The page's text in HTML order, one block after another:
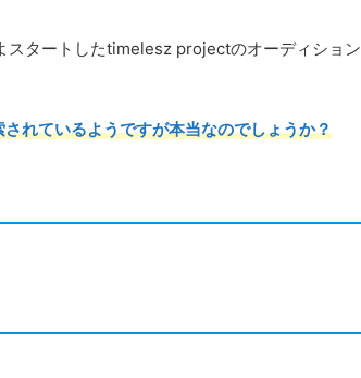
スタートしたtimelesz projectのオーディション
れているようですが本当なのでしょうか？